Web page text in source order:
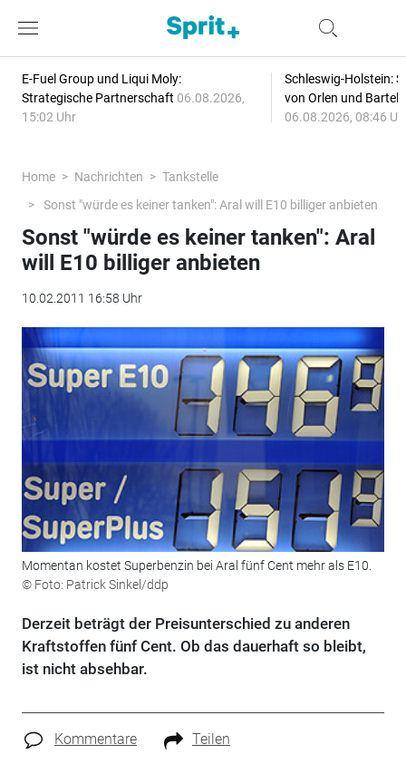
E-Fuel Group und Liqui Moly:
Strategische Partnerschaft 06.08.2026,
15:02 Uhr
Schleswig-Holstein:
von Orlen und
06.08.2026, 08:46
Home Nachrichten
Tankstelle
Sonst "würde es keiner tanken": Aral will E10 billiger anbieten
Sonst "würde es keiner tanken": Aral
will E10 billiger anbieten
10.02.2011 16:58 Uhr
Momentan kostet Superbenzin bei Aral fünf Cent mehr als E10.
© Foto: Patrick Sinkel/ddp
Derzeit beträgt der Preisunterschied zu anderen
Kraftstoffen fünf Cent. Ob das dauerhaft so bleibt,
ist nicht absehbar.
Kommentare Teilen